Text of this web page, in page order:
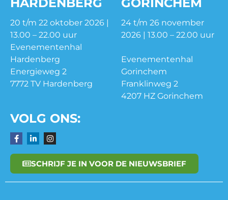
20 t/m 22 oktober 2026 |
13.00 – 22.00 uur
Evenementenhal
Hardenberg
Energieweg 2
7772 TV Hardenberg
24 t/m 26 november
2026 | 13.00 – 22.00 uur
Evenementenhal
Gorinchem
Franklinweg 2
4207 HZ Gorinchem
VOLG ONS:
SCHRIJF JE IN VOOR DE NIEUWSBRIEF